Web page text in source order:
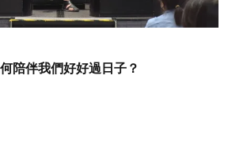
陪伴我們好好過日子？